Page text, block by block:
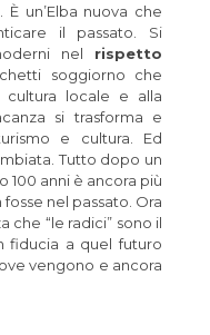
È un’Elba nuova che
il passato. Si
nel rispetto
soggiorno che
cultura locale e alla
si trasforma e
e cultura. Ed
Tutto dopo un
100 anni è ancora più
nel passato. Ora
che “le radici” sono il
fiducia a quel futuro
vengono e ancora